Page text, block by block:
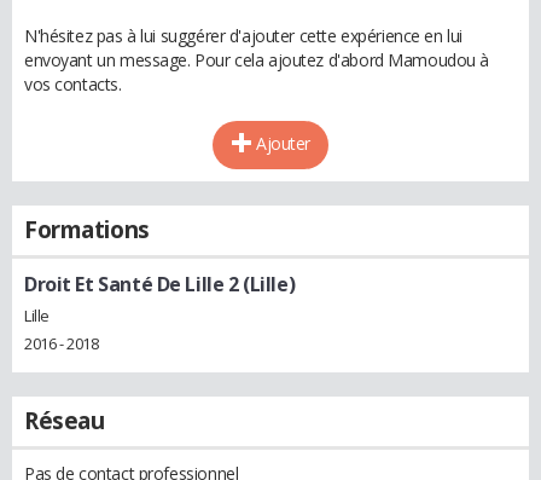
N'hésitez pas à lui suggérer d'ajouter cette expérience en lui
envoyant un message. Pour cela ajoutez d'abord Mamoudou à
vos contacts.
Ajouter
Formations
Droit Et Santé De Lille 2 (Lille)
Lille
2016 - 2018
Réseau
Pas de contact professionnel